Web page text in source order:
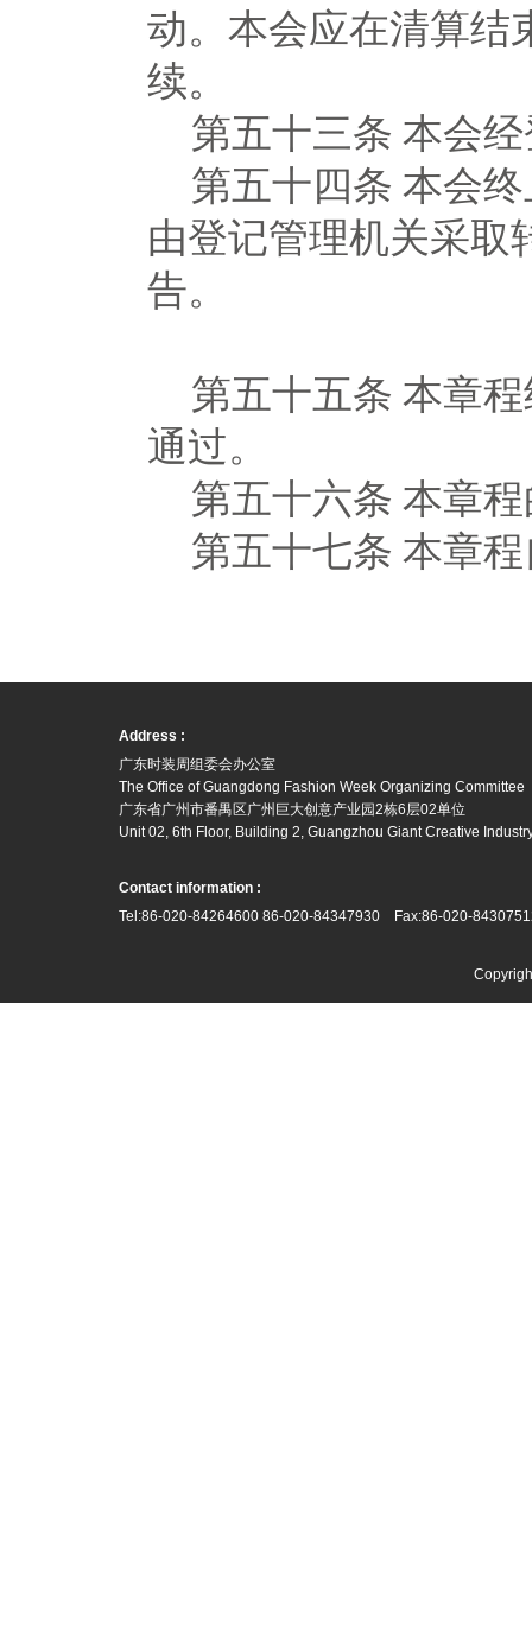
动。本会应在清算结
续。
第五十三条 本会
第五十四条 本会
由登记管理机关采取
告。
第五十五条 本章
通过。
第五十六条 本章
第五十七条 本章
Address :
广东时装周组委会办公室
The Office of Guangdong Fashion Week Organizing Committee
广东省广州市番禺区广州巨大创意产业园2栋6层02单位
Unit 02, 6th Floor, Building 2, Guangzhou Giant Creative
Contact information :
Tel:86-020-84264600 86-020-84347930 Fax:86-020-